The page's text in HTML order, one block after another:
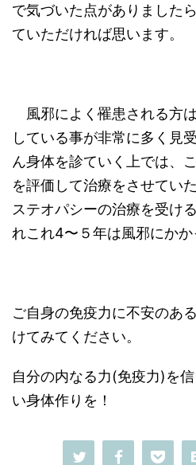
で気づいた点がありました
ていただければ思います。
風邪によく罹患される方
している事が非常に多く見
ん身体を診ていく上では、
を評価して治療をさせてい
ステオパシーの治療を受け
れこれ4〜５年は風邪にかか
ご自身の免疫力に不安のあ
けてみてください。
自分の内なる力(免疫力)を
い身体作りを！